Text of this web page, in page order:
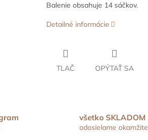
Balenie obsahuje 14 sáčkov.
Detailné informácie
TLAČ OPÝTAŤ SA
všetko SKLADOM
odosielame okamžite